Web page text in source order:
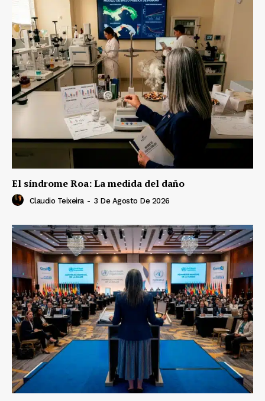
El síndrome Roa: La medida del daño
Claudio Teixeira - 3 De Agosto De 2026